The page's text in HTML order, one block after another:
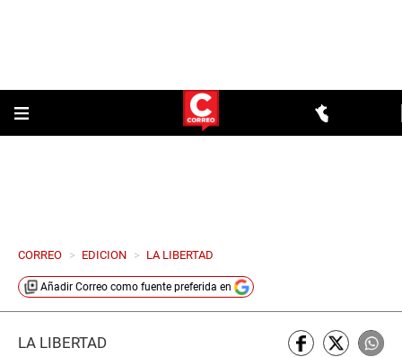
CORREO > EDICION > LA LIBERTAD
Añadir Correo como fuente preferida en
LA LIBERTAD